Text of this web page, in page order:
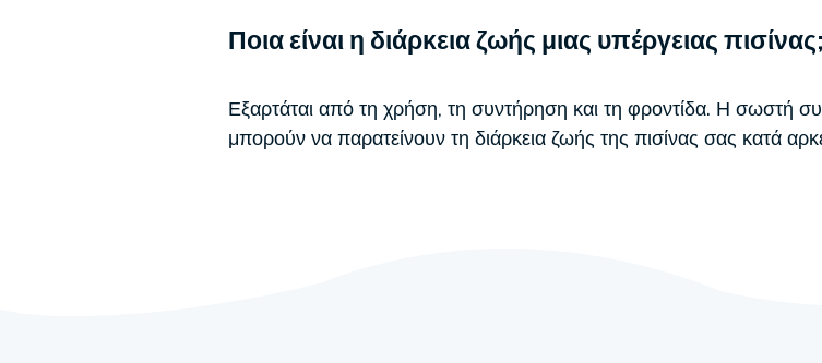
Ποια είναι η διάρκεια ζωής μιας υπέργειας πισίνας;
Εξαρτάται από τη χρήση, τη συντήρηση και τη φροντίδα. Η σωστή
μπορούν να παρατείνουν τη διάρκεια ζωής της πισίνας σας κατά